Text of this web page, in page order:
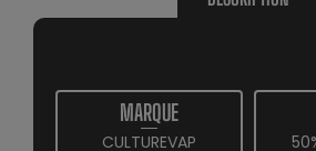
MARQUE
CULTUREVAP